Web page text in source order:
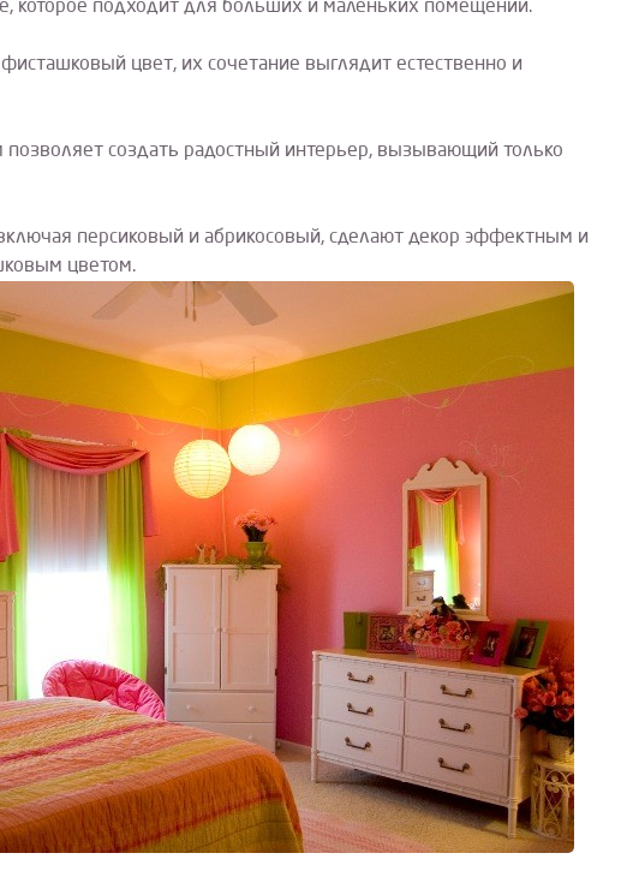
которое подходит для больших и маленьких помещений.
цвет, их сочетание выглядит естественно и
создать радостный интерьер, вызывающий только
персиковый и абрикосовый, сделают декор эффектным и
цветом.